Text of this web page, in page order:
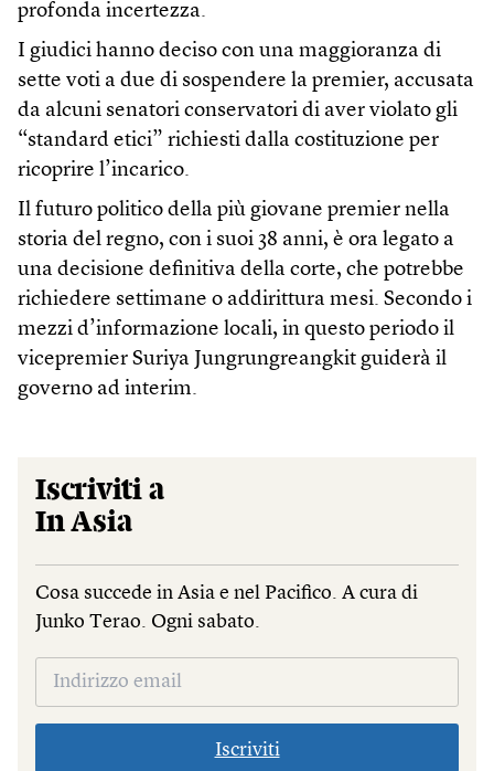
profonda incertezza.
I giudici hanno deciso con una maggioranza di
sette voti a due di sospendere la premier, accusata
da alcuni senatori conservatori di aver violato gli
“standard etici” richiesti dalla costituzione per
ricoprire l’incarico.
Il futuro politico della più giovane premier nella
storia del regno, con i suoi 38 anni, è ora legato a
una decisione definitiva della corte, che potrebbe
richiedere settimane o addirittura mesi. Secondo i
mezzi d’informazione locali, in questo periodo il
vicepremier Suriya Jungrungreangkit guiderà il
governo ad interim.
Iscriviti a
In Asia
Cosa succede in Asia e nel Pacifico. A cura di
Junko Terao. Ogni sabato.
Iscriviti